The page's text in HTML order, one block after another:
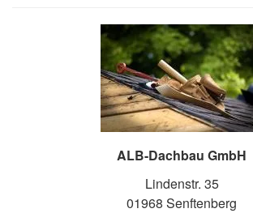
ALB-Dachbau GmbH
Lindenstr. 35
01968 Senftenberg